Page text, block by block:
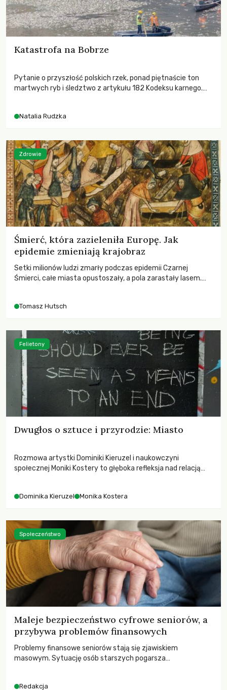
Katastrofa na Bobrze
Pytanie o przyszłość polskich rzek, ponad piętnaście ton
martwych ryb i śledztwo z artykułu 182 Kodeksu karnego.
zdarzeń prowadzących do biologicznej śmierci rzeki.
Natalia Rudzka
Śmierć, która zazieleniła Europę. Jak
epidemie zmieniają krajobraz
Setki milionów ludzi zmarły podczas epidemii Czarnej
Śmierci, całe miasta opustoszały, a pola zarastały lasem.
największych katastrof w swoich dziejach.
Tomasz Hutsch
Zdrowie
Dwugłos o sztuce i przyrodzie: Miasto
Rozmowa artystki Dominiki Kieruzel i naukowczyni
społecznej Moniki Kostery to głęboka refleksja nad relacją
Dominika Kieruzel Monika Kostera
Felietony
Maleje bezpieczeństwo cyfrowe seniorów, a
przybywa problemów finansowych
Problemy finansowe seniorów stają się zjawiskiem
masowym. Sytuację osób starszych pogarsza
Redakcja
Społeczeństwo